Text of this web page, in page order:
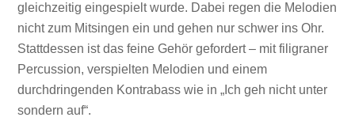
gleichzeitig eingespielt wurde. Dabei regen die Melodien
nicht zum Mitsingen ein und gehen nur schwer ins Ohr.
Stattdessen ist das feine Gehör gefordert – mit filigraner
Percussion, verspielten Melodien und einem
durchdringenden Kontrabass wie in „Ich geh nicht unter
sondern auf“.